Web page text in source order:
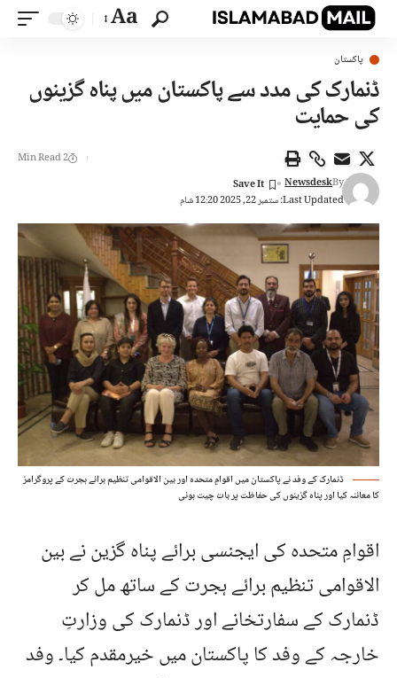
Aa
پاکستان
ڈنمارک کی مدد سے پاکستان میں پناہ گزینوں
کی حمایت
Last Updated: ستمبر 22, 2025 12:20 شام
By
Newsdesk
2 Min Read
ڈنمارک کے وفد نے پاکستان میں اقوامِ متحدہ اور بین الاقوامی تنظیم برائے ہجرت کے پروگرامز
کا معائنہ کیا اور پناہ گزینوں کی حفاظت پر بات چیت ہوئی
اقوامِ متحدہ کی ایجنسی برائے پناہ گزین نے بین
الاقوامی تنظیم برائے ہجرت کے ساتھ مل کر
ڈنمارک کے سفارتخانے اور ڈنمارک کی وزارتِ
خارجہ کے وفد کا پاکستان میں خیرمقدم کیا۔ وفد